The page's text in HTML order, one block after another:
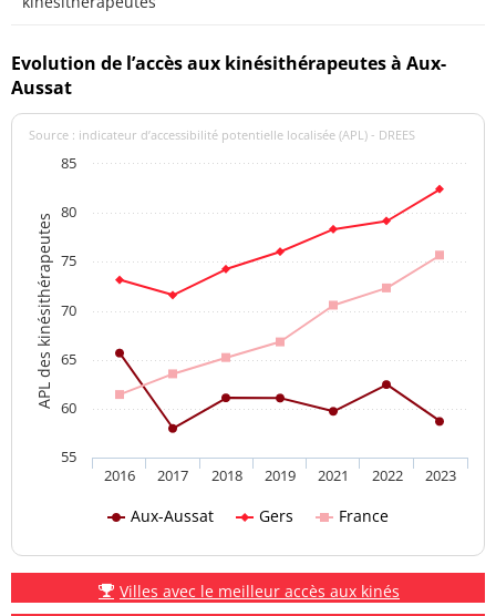
Evolution de l’accès aux kinésithérapeutes à Aux-
Aussat
APL des kinésithérapeutes
Source : indicateur d’accessibilité potentielle localisée (APL) - DREES
Aux-Aussat Gers France
2016 2017 2018 2019 2021 2022 2023
55
60
65
70
75
80
85
Villes avec le meilleur accès aux kinés